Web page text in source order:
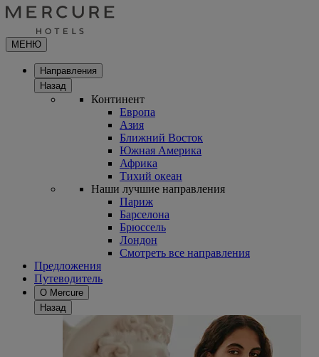
МЕНЮ
Направления
Назад
Континент
Европа
Азия
Ближний Восток
Южная Америка
Африка
Тихий океан
Наши лучшие направления
Париж
Барселона
Брюссель
Лондон
Смотреть все направления
Предложения
Путеводитель
О Mercure
Назад